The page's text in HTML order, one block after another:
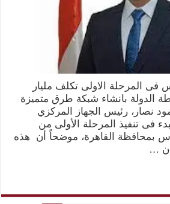
فى المرحلة الاولى تكلف مليار
بانشاء شبكة طرق متميزة
نصار، رئيس الجهاز المركزي
فى تنفيذ المرحلة الأولى من
بمحافظة القاهرة، موضحاً أن هذه
…